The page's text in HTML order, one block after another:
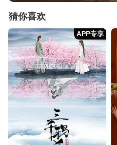
猜你喜欢
APP专享